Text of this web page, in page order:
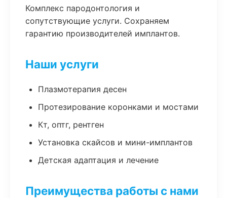
Комплекс пародонтология и
сопутствующие услуги. Сохраняем
гарантию производителей имплантов.
Наши услуги
Плазмотерапия десен
Протезирование коронками и мостами
Кт, оптг, рентген
Установка скайсов и мини-имплантов
Детская адаптация и лечение
Преимущества работы с нами